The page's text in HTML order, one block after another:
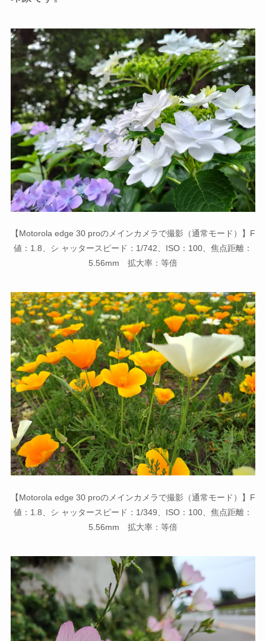
【Motorola edge 30 proのメインカメラで撮影（通常モード）】F
値：1.8、シ ャッタースピード：1/742、ISO：100、焦点距離：
5.56mm 拡大率：等倍
【Motorola edge 30 proのメインカメラで撮影（通常モード）】F
値：1.8、シ ャッタースピード：1/349、ISO：100、焦点距離：
5.56mm 拡大率：等倍